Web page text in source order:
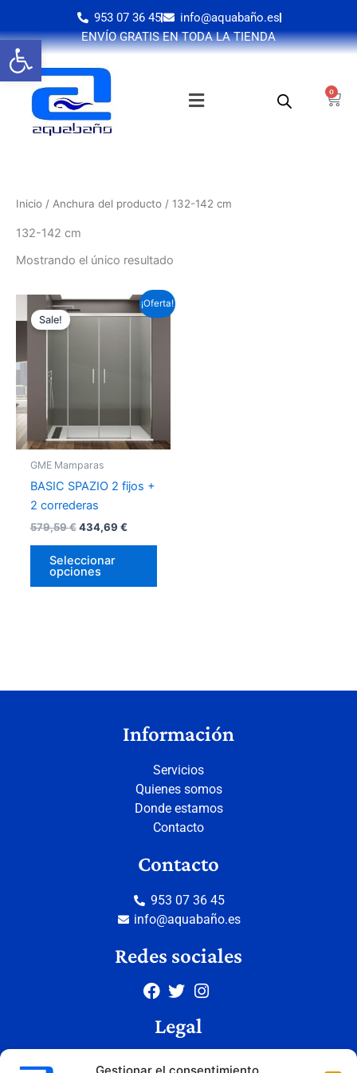
Abrir barra de herramientas
contenido
953 07 36 45
info@aquabaño.es
ENVÍO GRATIS EN TODA LA TIENDA
0
Cart
Inicio / Anchura del producto / 132-142 cm
132-142 cm
Mostrando el único resultado
¡Oferta!
Sale!
GME Mamparas
BASIC SPAZIO 2 fijos +
2 correderas
579,59€ 434,69 €
Seleccionar
opciones
Este
producto
se
Información
Servicios
Quienes somos
Donde estamos
Contacto
Contacto
953 07 36 45
info@aquabaño.es
Redes sociales
Legal